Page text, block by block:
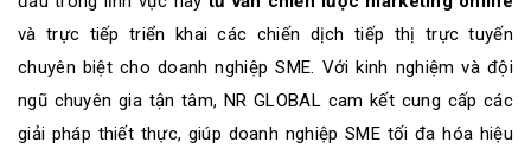
và trực tiếp triển khai các chiến dịch tiếp thị trực tuyến
chuyên biệt cho doanh nghiệp SME. Với kinh nghiệm và đội
ngũ chuyên gia tận tâm, NR GLOBAL cam kết cung cấp các
giải pháp thiết thực, giúp doanh nghiệp SME tối đa hóa hiệu